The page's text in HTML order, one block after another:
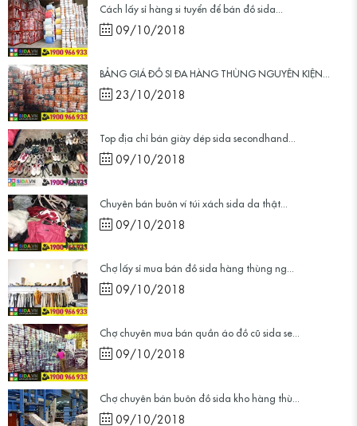
Cách lấy sỉ hàng si tuyển để bán đồ sida...
09/10/2018
BẢNG GIÁ ĐỒ SI ĐA HÀNG THÙNG NGUYÊN KIỆN...
23/10/2018
Top địa chỉ bán giày dép sida secondhand...
09/10/2018
Chuyên bán buôn ví túi xách sida da thật...
09/10/2018
Chợ lấy sỉ mua bán đồ sida hàng thùng ng...
09/10/2018
Chợ chuyên mua bán quần áo đồ cũ sida se...
09/10/2018
Chợ chuyên bán buôn đồ sida kho hàng thù...
09/10/2018